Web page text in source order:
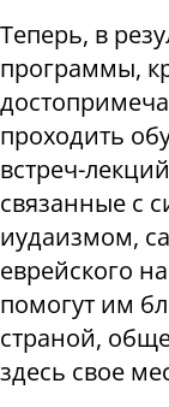
Теперь, в
программы,
проходить
встреч-
связанные с
иудаизмом,
еврейского
помогут им
страной,
здесь свое